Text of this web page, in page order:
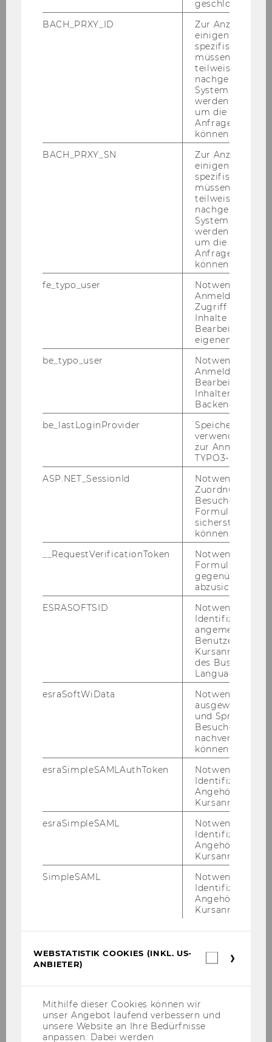
2020
geschlossen
BACH_PRXY_ID
Zur Anzeige von
einigen WU-
spezifischen
müssen
teilweise von
nachgelagerten
System
werden.
um die Antwort
Anfrage
können.
BACH_PRXY_SN
Zur Anzeige von
einigen WU-
spezifischen
müssen
teilweise von
nachgelagerten
System
werden.
um die Antwort
Anfrage
können.
fe_typo_user
Notwendig für
Anmeldung und
Zugriff auf
Inhalte oder zur
Bearbeitung des
eigenen Profils.
be_typo_user
Notwendig für
Anmeldung und
Bearbeitung von
Inhalten im
Backend.
be_lastLoginProvider
Speichert die
verwendete
zur Anmeldung
TYPO3-Backend.
ASP.NET_SessionId
Notwendig, um
Zuordnung von
Besucher zu
sicherstellen zu
können.
__RequestVerificationToken
Notwendig, um
gegenüber
abzusichern.
ESRASOFTSID
Notwendig zur
Identifizierung
angemeldeten
Benutzers im
des Business
Language
esraSoftWiData
Notwendig um
ausgewählte
und
Besuchers
nachverfolgen
können.
esraSimpleSAMLAuthToken
Notwendig zur
Identifizierung
Angehörige/r für
Kursanmeldung.
esraSimpleSAML
Notwendig zur
Identifizierung
Angehörige/r für
Kursanmeldung.
SimpleSAML
Notwendig zur
Identifizierung
Angehörige/r für
Kursanmeldung.
WEBSTATISTIK COOKIES (INKL. US-
ANBIETER)
Mithilfe dieser Cookies können wir
unser Angebot laufend verbessern und
unsere Website an Ihre Bedürfnisse
anpassen. Dabei werden